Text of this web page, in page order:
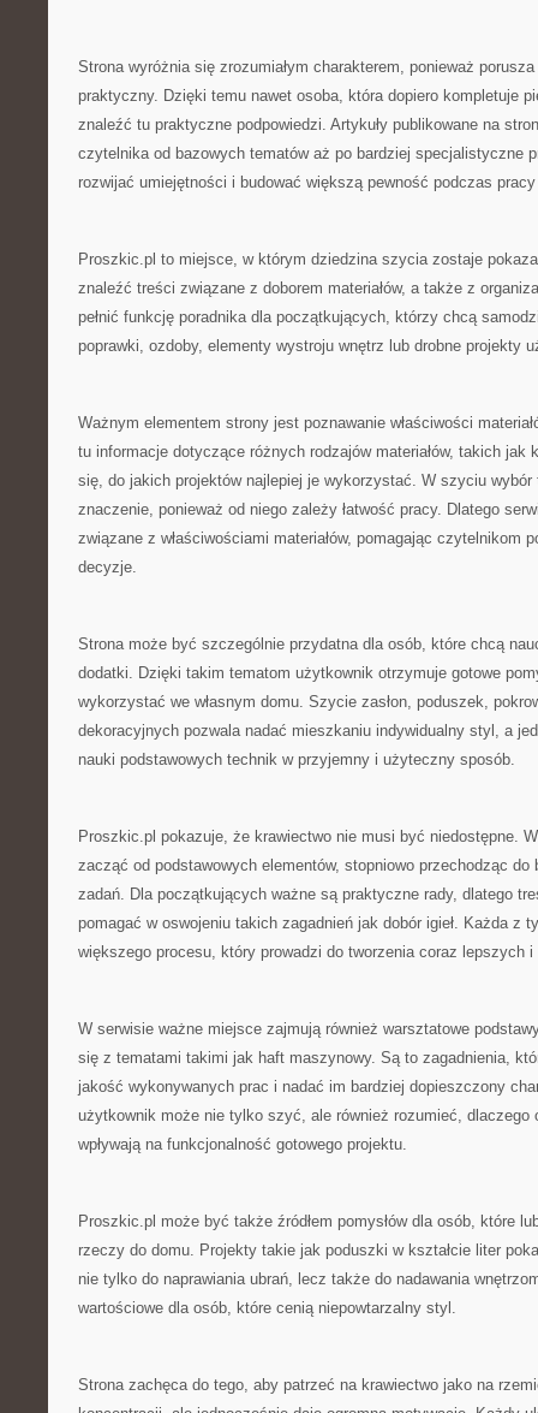
Strona wyróżnia się zrozumiałym charakterem, ponieważ
praktyczny. Dzięki temu nawet osoba, która dopiero kompletuje
znaleźć tu praktyczne podpowiedzi. Artykuły publikowane na
czytelnika od bazowych tematów aż po bardziej specjalistyczne
rozwijać umiejętności i budować większą pewność podczas
Proszkic.pl to miejsce, w którym dziedzina szycia zostaje
znaleźć treści związane z doborem materiałów, a także z
pełnić funkcję poradnika dla początkujących, którzy chcą
poprawki, ozdoby, elementy wystroju wnętrz lub drobne projekty
Ważnym elementem strony jest poznawanie właściwości
tu informacje dotyczące różnych rodzajów materiałów, takich jak
się, do jakich projektów najlepiej je wykorzystać. W szyciu wybór
znaczenie, ponieważ od niego zależy łatwość pracy. Dlatego
związane z właściwościami materiałów, pomagając czytelnikom
decyzje.
Strona może być szczególnie przydatna dla osób, które chcą
dodatki. Dzięki takim tematom użytkownik otrzymuje gotowe
wykorzystać we własnym domu. Szycie zasłon, poduszek,
dekoracyjnych pozwala nadać mieszkaniu indywidualny styl, a
nauki podstawowych technik w przyjemny i użyteczny sposób.
Proszkic.pl pokazuje, że krawiectwo nie musi być niedostępne.
zacząć od podstawowych elementów, stopniowo przechodząc do
zadań. Dla początkujących ważne są praktyczne rady, dlatego
pomagać w oswojeniu takich zagadnień jak dobór igieł. Każda z
większego procesu, który prowadzi do tworzenia coraz lepszych i
W serwisie ważne miejsce zajmują również warsztatowe
się z tematami takimi jak haft maszynowy. Są to zagadnienia,
jakość wykonywanych prac i nadać im bardziej dopieszczony
użytkownik może nie tylko szyć, ale również rozumieć, dlaczego
wpływają na funkcjonalność gotowego projektu.
Proszkic.pl może być także źródłem pomysłów dla osób, które
rzeczy do domu. Projekty takie jak poduszki w kształcie liter
nie tylko do naprawiania ubrań, lecz także do nadawania
wartościowe dla osób, które cenią niepowtarzalny styl.
Strona zachęca do tego, aby patrzeć na krawiectwo jako na